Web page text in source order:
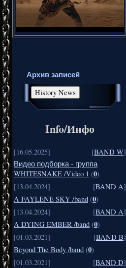
Архив записей
Info/Инфо
[16.05.2025] [BAND W]
Видео подборка - группа
WHITESNAKE /Video 1 (0)
[13.04.2024]
[BAND A]
A FAYLENE SKY /band (0)
[13.04.2024]
[BAND A]
A DYING EMBER /band (0)
[01.03.2021]
[BAND B]
Beyond The Body /band (0)
[01.03.2021]
[BAND D]